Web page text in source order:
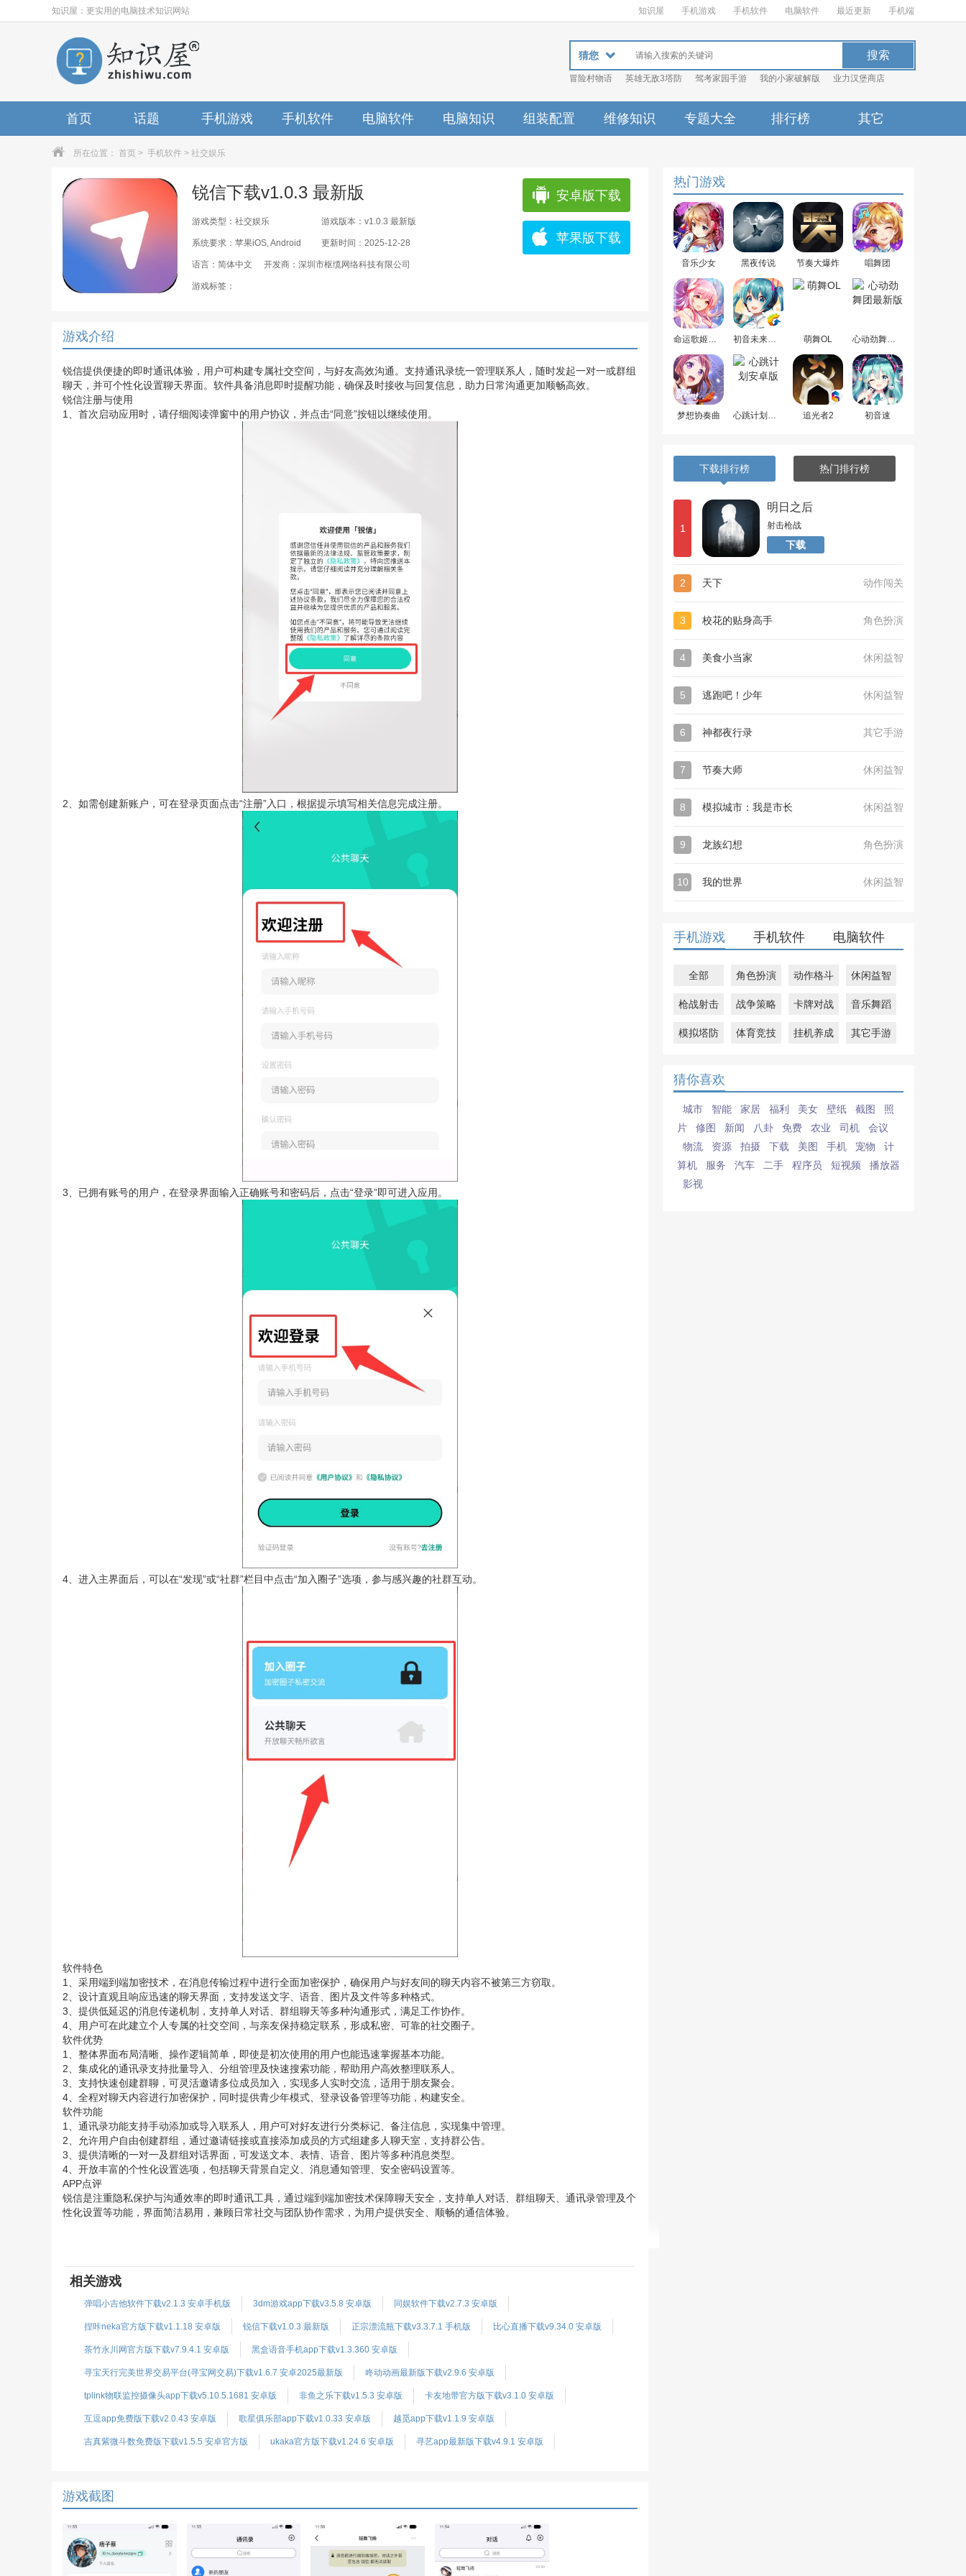
知识屋：更实用的电脑技术知识网站 知识屋 手机游戏 手机软件 电脑软件 最近更新 手机端
猜您
冒险村物语 英雄无敌3塔防 驾考家园手游 我的小家破解版 业力汉堡商店
首页 话题 手机游戏 手机软件 电脑软件 电脑知识 组装配置 维修知识 专题大全 排行榜 其它
所在位置： 首页 > 手机软件 > 社交娱乐
锐信下载v1.0.3 最新版
游戏类型：社交娱乐 游戏版本：v1.0.3 最新版
系统要求：苹果iOS, Android 更新时间：2025-12-28
语言：简体中文 开发商：深圳市枢缆网络科技有限公司
游戏标签：
安卓版下载
苹果版下载
游戏介绍
锐信提供便捷的即时通讯体验，用户可构建专属社交空间，与好友高效沟通。支持通讯录统一管理联系人，随时发起一对一或群组
聊天，并可个性化设置聊天界面。软件具备消息即时提醒功能，确保及时接收与回复信息，助力日常沟通更加顺畅高效。
锐信注册与使用
1、首次启动应用时，请仔细阅读弹窗中的用户协议，并点击“同意”按钮以继续使用。
2、如需创建新账户，可在登录页面点击“注册”入口，根据提示填写相关信息完成注册。
3、已拥有账号的用户，在登录界面输入正确账号和密码后，点击“登录”即可进入应用。
4、进入主界面后，可以在“发现”或“社群”栏目中点击“加入圈子”选项，参与感兴趣的社群互动。
软件特色
1、采用端到端加密技术，在消息传输过程中进行全面加密保护，确保用户与好友间的聊天内容不被第三方窃取。
2、设计直观且响应迅速的聊天界面，支持发送文字、语音、图片及文件等多种格式。
3、提供低延迟的消息传递机制，支持单人对话、群组聊天等多种沟通形式，满足工作协作。
4、用户可在此建立个人专属的社交空间，与亲友保持稳定联系，形成私密、可靠的社交圈子。
软件优势
1、整体界面布局清晰、操作逻辑简单，即使是初次使用的用户也能迅速掌握基本功能。
2、集成化的通讯录支持批量导入、分组管理及快速搜索功能，帮助用户高效整理联系人。
3、支持快速创建群聊，可灵活邀请多位成员加入，实现多人实时交流，适用于朋友聚会。
4、全程对聊天内容进行加密保护，同时提供青少年模式、登录设备管理等功能，构建安全。
软件功能
1、通讯录功能支持手动添加或导入联系人，用户可对好友进行分类标记、备注信息，实现集中管理。
2、允许用户自由创建群组，通过邀请链接或直接添加成员的方式组建多人聊天室，支持群公告。
3、提供清晰的一对一及群组对话界面，可发送文本、表情、语音、图片等多种消息类型。
4、开放丰富的个性化设置选项，包括聊天背景自定义、消息通知管理、安全密码设置等。
APP点评
锐信是注重隐私保护与沟通效率的即时通讯工具，通过端到端加密技术保障聊天安全，支持单人对话、群组聊天、通讯录管理及个
性化设置等功能，界面简洁易用，兼顾日常社交与团队协作需求，为用户提供安全、顺畅的通信体验。
相关游戏
弹唱小吉他软件下载v2.1.3 安卓手机版 3dm游戏app下载v3.5.8 安卓版 同娱软件下载v2.7.3 安卓版
捏咔neka官方版下载v1.1.18 安卓版 锐信下载v1.0.3 最新版 正宗漂流瓶下载v3.3.7.1 手机版 比心直播下载v9.34.0 安卓版
茶竹永川网官方版下载v7.9.4.1 安卓版 黑盒语音手机app下载v1.3.360 安卓版
寻宝天行完美世界交易平台(寻宝网交易)下载v1.6.7 安卓2025最新版 咚动动画最新版下载v2.9.6 安卓版
tplink物联监控摄像头app下载v5.10.5.1681 安卓版 非鱼之乐下载v1.5.3 安卓版 卡友地带官方版下载v3.1.0 安卓版
互逗app免费版下载v2.0.43 安卓版 歌星俱乐部app下载v1.0.33 安卓版 越觅app下载v1.1.9 安卓版
吉真紫微斗数免费版下载v1.5.5 安卓官方版 ukaka官方版下载v1.24.6 安卓版 寻艺app最新版下载v4.9.1 安卓版
游戏截图
热门游戏
音乐少女 黑夜传说 节奏大爆炸 唱舞团
命运歌姬安卓版 初音未来梦幻歌姬 萌舞OL 心动劲舞团最新版
梦想协奏曲 心跳计划安卓版 追光者2 初音速
下载排行榜 热门排行榜
1
明日之后
射击枪战
下载
2 天下 动作闯关
3 校花的贴身高手 角色扮演
4 美食小当家 休闲益智
5 逃跑吧！少年 休闲益智
6 神都夜行录 其它手游
7 节奏大师 休闲益智
8 模拟城市：我是市长 休闲益智
9 龙族幻想 角色扮演
10 我的世界 休闲益智
手机游戏 手机软件 电脑软件
全部 角色扮演 动作格斗 休闲益智
枪战射击 战争策略 卡牌对战 音乐舞蹈
模拟塔防 体育竞技 挂机养成 其它手游
猜你喜欢
城市 智能 家居 福利 美女 壁纸 截图
照
片
修图 新闻 八卦 免费 农业 司机
会议
物流
资源 拍摄 下载 美图 手机 宠物
计
算机
服务 汽车 二手 程序员 短视频
播放器
影视